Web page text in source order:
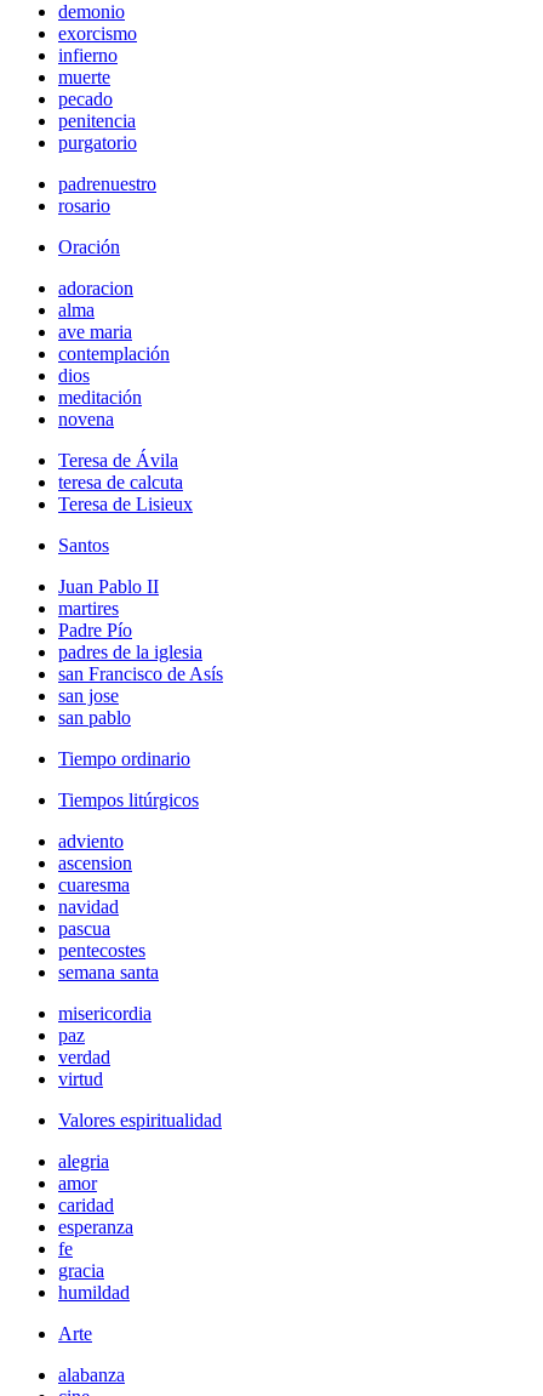
demonio
exorcismo
infierno
muerte
pecado
penitencia
purgatorio
padrenuestro
rosario
Oración
adoracion
alma
ave maria
contemplación
dios
meditación
novena
Teresa de Ávila
teresa de calcuta
Teresa de Lisieux
Santos
Juan Pablo II
martires
Padre Pío
padres de la iglesia
san Francisco de Asís
san jose
san pablo
Tiempo ordinario
Tiempos litúrgicos
adviento
ascension
cuaresma
navidad
pascua
pentecostes
semana santa
misericordia
paz
verdad
virtud
Valores espiritualidad
alegria
amor
caridad
esperanza
fe
gracia
humildad
Arte
alabanza